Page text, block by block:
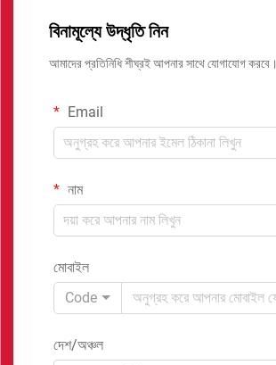
বিনামূল্যে উদ্ধৃতি নিন
আমাদের প্রতিনিধি শীঘ্রই আপনার সাথে যোগাযোগ করবে।
Email
নাম
মোবাইল
Code
দেশ/অঞ্চল